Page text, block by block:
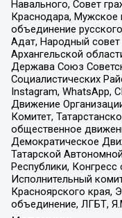
Навального, Совет
Краснодара, Мужское
объединение
Адат, Народный
Архангельской
Держава Союз
Социалистических
Instagram, WhatsApp,
Движение
Комитет,
общественное
Демократическое
Татарской
Республики,
Исполнительный
Красноярского края,
объединение, ЛГБТ,